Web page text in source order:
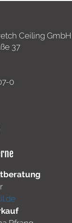
Ceiling GmbH
37
0